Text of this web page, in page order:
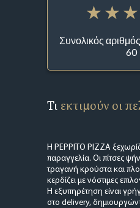
Συνολικός
60
Τι εκτιμούν οι
Η PEPPITO PIZZA
παραγγελία. Οι πίτσες
τραγανή κρούστα και
κερδίζει με νόστιμες
Η εξυπηρέτηση είναι
στο delivery,